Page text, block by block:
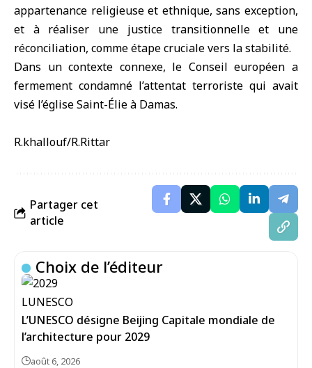
appartenance religieuse et ethnique, sans exception,
et à réaliser une justice transitionnelle et une
réconciliation, comme étape cruciale vers la stabilité.
Dans un contexte connexe, le Conseil européen a
fermement condamné l’attentat terroriste qui avait
visé l’église Saint-Élie à Damas.
R.khallouf/R.Rittar
Partager cet
article
Choix de l’éditeur
L’UNESCO désigne Beijing Capitale mondiale de
l’architecture pour 2029
août 6, 2026